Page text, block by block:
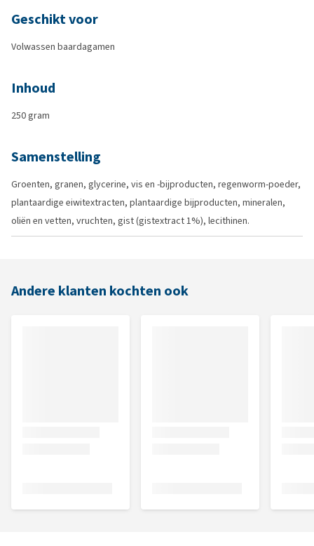
Geschikt voor
Volwassen baardagamen
Inhoud
250 gram
Samenstelling
Groenten, granen, glycerine, vis en -bijproducten, regenworm-poeder,
plantaardige eiwitextracten, plantaardige bijproducten, mineralen,
oliën en vetten, vruchten, gist (gistextract 1%), lecithinen.
Andere klanten kochten ook